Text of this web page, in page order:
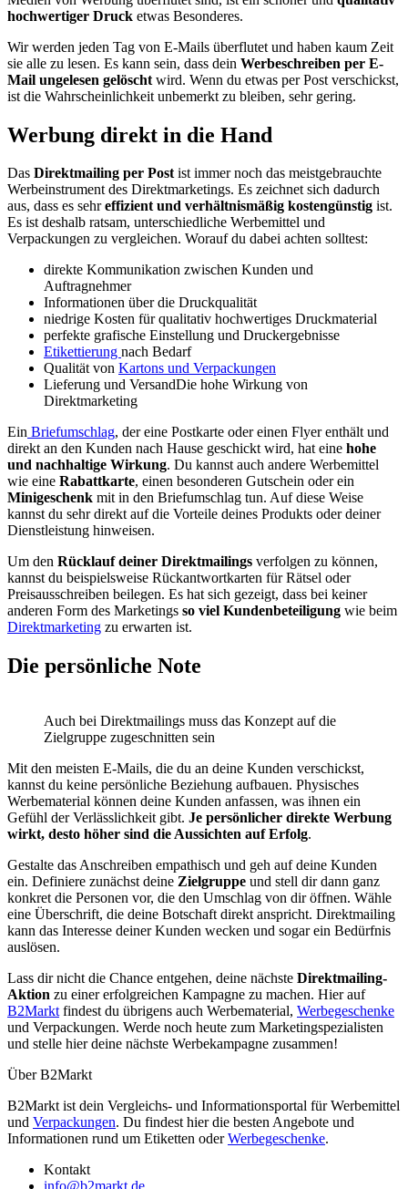
hochwertiger Druck etwas Besonderes.
Wir werden jeden Tag von E-Mails überflutet und haben kaum Zeit
sie alle zu lesen. Es kann sein, dass dein Werbeschreiben per E-
Mail ungelesen gelöscht wird. Wenn du etwas per Post verschickst,
ist die Wahrscheinlichkeit unbemerkt zu bleiben, sehr gering.
Werbung direkt in die Hand
Das Direktmailing per Postist immer noch das meistgebrauchte
Werbeinstrument des Direktmarketings. Es zeichnet sich dadurch
aus, dass es sehreffizient und verhältnismäßig kostengünstig ist.
Es ist deshalb ratsam, unterschiedliche Werbemittel und
Verpackungen zu vergleichen. Worauf du dabei achten solltest:
direkte Kommunikation zwischen Kunden und
Auftragnehmer
Informationen über die Druckqualität
niedrige Kosten für qualitativ hochwertiges Druckmaterial
perfekte grafische Einstellung und Druckergebnisse
Etikettierung nach Bedarf
Qualität von Kartons und Verpackungen
Lieferung und VersandDie hohe Wirkung von
Direktmarketing
Ein Briefumschlag, der eine Postkarte oder einen Flyer enthält und
direkt an den Kunden nach Hause geschickt wird, hat eine hohe
und nachhaltige Wirkung. Du kannst auch andere Werbemittel
wie eine Rabattkarte, einen besonderen Gutschein oder ein
Minigeschenk mit in den Briefumschlag tun. Auf diese Weise
kannst du sehr direkt auf die Vorteile deines Produkts oder deiner
Dienstleistung hinweisen.
Um den Rücklauf deiner Direktmailings verfolgen zu können,
kannst du beispielsweise Rückantwortkarten für Rätsel oder
Preisausschreiben beilegen. Es hat sich gezeigt, dass bei keiner
anderen Form des Marketings so viel Kundenbeteiligung wie beim
Direktmarketing zu erwarten ist.
Die persönliche Note
Auch bei Direktmailings muss das Konzept auf die
Zielgruppe zugeschnitten sein
Mit den meisten E-Mails, die du an deine Kunden verschickst,
kannst du keine persönliche Beziehung aufbauen. Physisches
Werbematerial können deine Kunden anfassen, was ihnen ein
Gefühl der Verlässlichkeit gibt. Je persönlicher direkte Werbung
wirkt, desto höher sind die Aussichten auf Erfolg.
Gestalte das Anschreiben empathisch und geh auf deine Kunden
ein. Definiere zunächst deine Zielgruppe und stell dir dann ganz
konkret die Personen vor, die den Umschlag von dir öffnen. Wähle
eine Überschrift, die deine Botschaft direkt anspricht. Direktmailing
kann das Interesse deiner Kunden wecken und sogar ein Bedürfnis
auslösen.
Lass dir nicht die Chance entgehen, deine nächste Direktmailing-
Aktion zu einer erfolgreichen Kampagne zu machen. Hier auf
B2Markt findest du übrigens auch Werbematerial, Werbegeschenke
und Verpackungen. Werde noch heute zum Marketingspezialisten
und stelle hier deine nächste Werbekampagne zusammen!
Über B2Markt
B2Markt ist dein Vergleichs- und Informationsportal für Werbemittel
und Verpackungen. Du findest hier die besten Angebote und
Informationen rund um Etiketten oderWerbegeschenke.
Kontakt